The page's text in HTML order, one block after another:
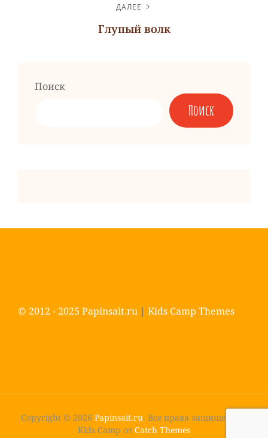
ДАЛЕЕ
Глупый волк
Поиск
Поиск
© 2012 - 2025 Papinsait.ru | Kids Camp Themes
Copyright © 2026 Papinsait.ru. Все права защищены.
Kids Camp от Catch Themes